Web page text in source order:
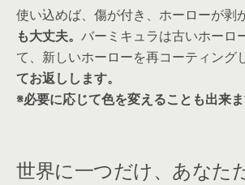
使い込めば、傷が付き、ホーローが剥
も大丈夫。 バーミキュラは古いホーロ
て、新しいホーローを再コーティング
てお返しします。
※必要に応じて色を変えることも出来ま
世界に一つだけ、あなた